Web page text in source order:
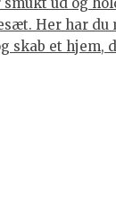
Her har
skab et